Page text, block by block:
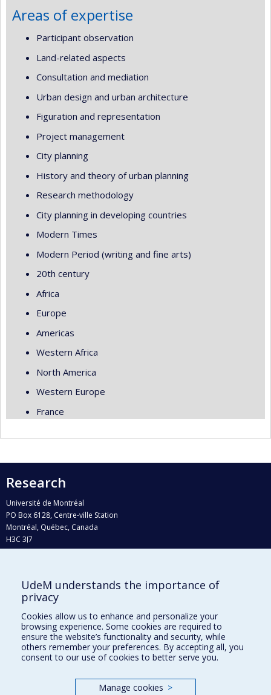
Areas of expertise
Participant observation
Land-related aspects
Consultation and mediation
Urban design and urban architecture
Figuration and representation
Project management
City planning
History and theory of urban planning
Research methodology
City planning in developing countries
Modern Times
Modern Period (writing and fine arts)
20th century
Africa
Europe
Americas
Western Africa
North America
Western Europe
France
Research
Université de Montréal
PO Box 6128, Centre-ville Station
Montréal, Québec, Canada
H3C 3J7
Who does what?
Find us
Site map
Accessibility
UdeM understands the importance of
privacy
Cookies allow us to enhance and personalize your
browsing experience. Some cookies are required to
ensure the website’s functionality and security, while
others remember your preferences. By accepting all, you
consent to our use of cookies to better serve you.
Manage cookies >